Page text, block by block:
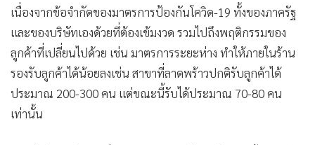
• Motoring
• เกม
• วิทยาศาสตร์
• SMEs
• หุ้น
• อินโดจีน
เนื่องจากข้อจำกัดของมาตรการป้องกันโควิด-19 ทั้งของภาครัฐ
และของบริษัทเองด้วยที่ต้องเข้มงวด รวมไปถึงพฤติกรรมของ
ลูกค้าที่เปลี่ยนไปด้วย เช่น มาตรการระยะห่าง ทำให้ภายในร้าน
รองรับลูกค้าได้น้อยลงเช่น สาขาที่ลาดพร้าวปกติรับลูกค้าได้
ประมาณ 200-300 คน แต่ขณะนี้รับได้ประมาณ 70-80 คน
เท่านั้น